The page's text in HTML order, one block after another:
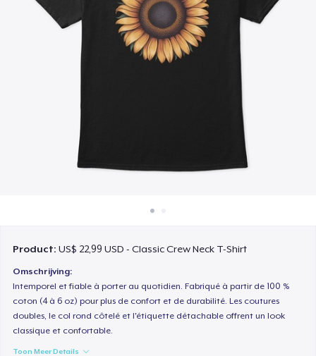
Verkoop overal
Verkoop alles
Product:US$ 22,99 USD - Classic Crew Neck T-Shirt
Omschrijving:
Intemporel et fiable à porter au quotidien. Fabriqué à partir de 100 %
coton (4 à 6 oz) pour plus de confort et de durabilité. Les coutures
doubles, le col rond côtelé et l'étiquette détachable offrent un look
classique et confortable.
Toon Meer Details